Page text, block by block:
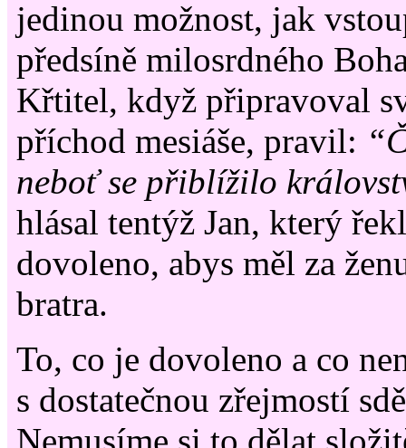
jedinou možnost, jak
předsíně milosrdného
Křtitel, když připravoval
příchod mesiáše, pravil:
neboť se přiblížilo
hlásal tentýž Jan, který
dovoleno, abys měl za
bratra.
To, co je dovoleno a co
s dostatečnou zřejmostí